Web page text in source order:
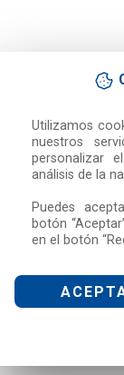
Utilizamos
nuestros
personalizar
análisis de la
Puedes
botón
en el botón